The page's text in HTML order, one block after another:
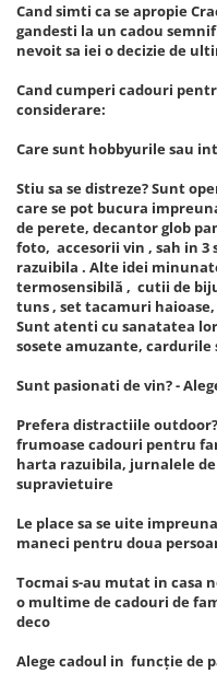
Cand simti ca se apropie
gandesti la un cadou
nevoit sa iei o decizie de
Cand cumperi cadouri
considerare:
Care sunt hobbyurile sau
Stiu sa se distreze? Sunt
care se pot bucura
de perete, decantor glob
foto, accesorii vin , sah in
razuibila . Alte idei
termosensibilă , cutii de
tuns , set tacamuri haioase,
Sunt atenti cu sanatatea
sosete amuzante, cardurile
Sunt pasionati de vin? -
Prefera distractiile
frumoase cadouri pentru
harta razuibila, jurnalele
supravietuire
Le place sa se uite
maneci pentru doua
Tocmai s-au mutat in casa
o multime de cadouri de
deco
Alege cadoul in funcție de